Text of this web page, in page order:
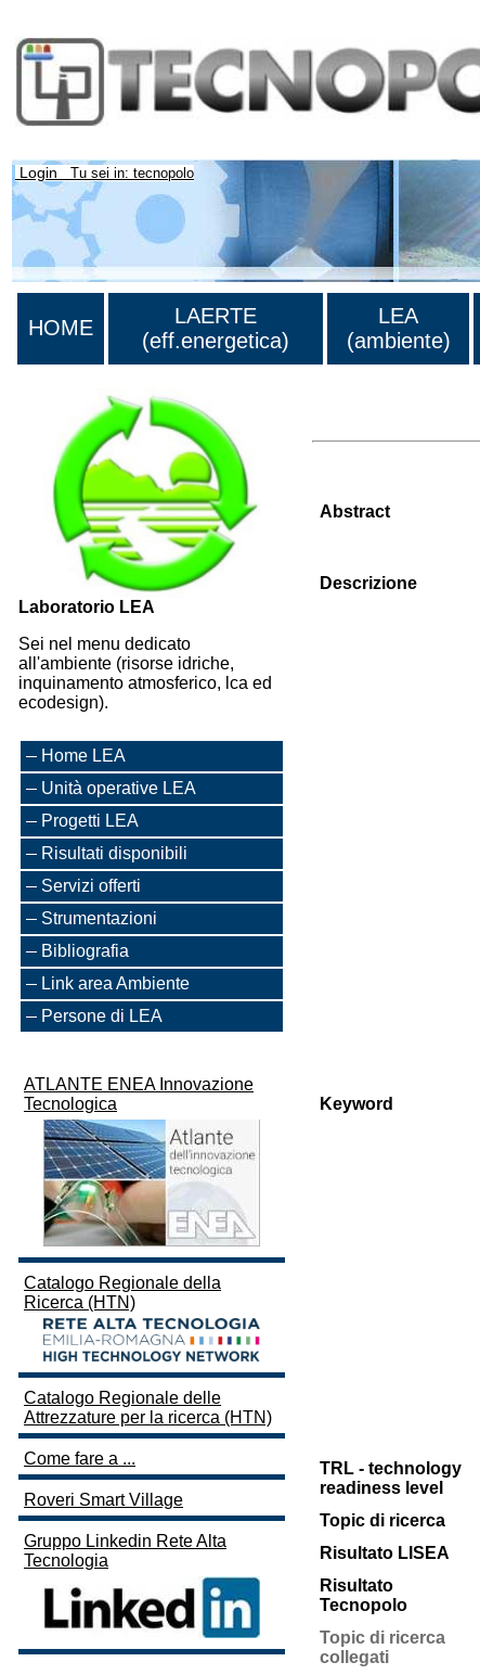
Login Tu sei in: tecnopolo
HOME
LAERTE
(eff.energetica)
LEA
(ambiente)
Laboratorio LEA
Sei nel menu dedicato
all'ambiente (risorse idriche,
inquinamento atmosferico, lca ed
ecodesign).
Home LEA
Unità operative LEA
Progetti LEA
Risultati disponibili
Servizi offerti
Strumentazioni
Bibliografia
Link area Ambiente
Persone di LEA
ATLANTE ENEA Innovazione
Tecnologica
Catalogo Regionale della
Ricerca (HTN)
Catalogo Regionale delle
Attrezzature per la ricerca (HTN)
Come fare a ...
Roveri Smart Village
Gruppo Linkedin Rete Alta
Tecnologia
Abstract
Descrizione
Keyword
TRL - technology
readiness level
Topic di ricerca
Risultato LISEA
Risultato
Tecnopolo
Topic di ricerca
collegati